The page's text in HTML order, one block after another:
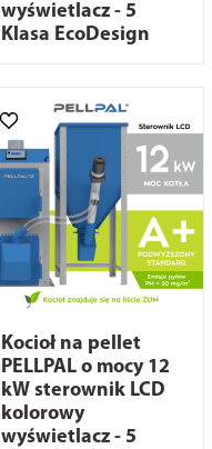
wyświetlacz - 5
Klasa EcoDesign
Kocioł na pellet
PELLPAL o mocy 12
kW sterownik LCD
kolorowy
wyświetlacz - 5